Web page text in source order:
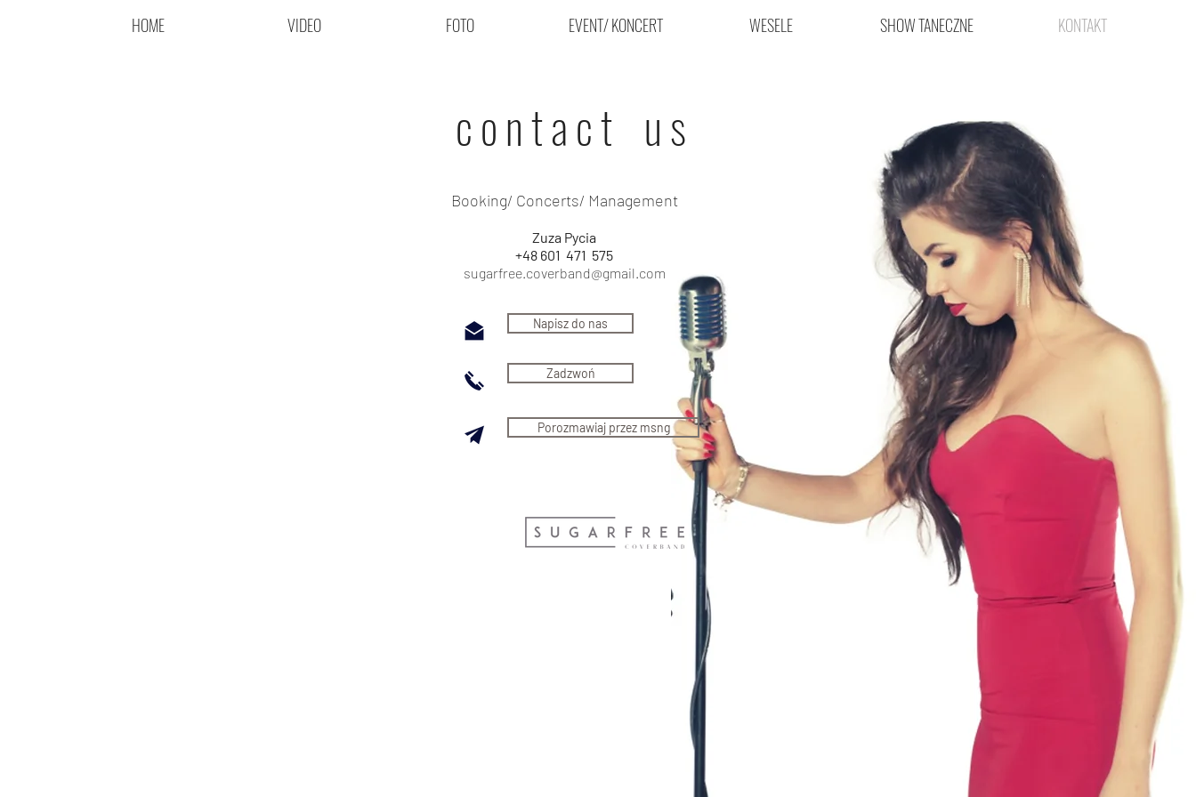
HOME VIDEO FOTO EVENT/ KONCERT WESELE SHOW TANECZNE KONTAKT
c o n t a c t u s
Booking/ Concerts/ Management
Zuza Pycia
+48 601 471 575
sugarfree.coverband@gmail.com
Napisz do nas
Zadzwoń
Porozmawiaj przez msng